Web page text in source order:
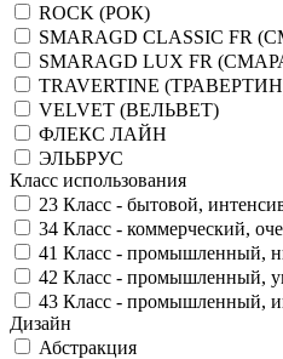
ROCK (РОК)
SMARAGD CLASSIC FR
SMARAGD LUX FR
TRAVERTINE
VELVET (ВЕЛЬВЕТ)
ФЛЕКС ЛАЙН
ЭЛЬБРУС
Класс использования
23 Класс - бытовой,
34 Класс - коммерческий,
41 Класс - промышленный,
42 Класс - промышленный,
43 Класс - промышленный,
Дизайн
Абстракция